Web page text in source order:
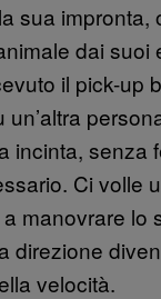
sua impronta,
dai suoi
il pick-up
un’altra
incinta, senza
Ci volle
manovrare lo
direzione
velocità.